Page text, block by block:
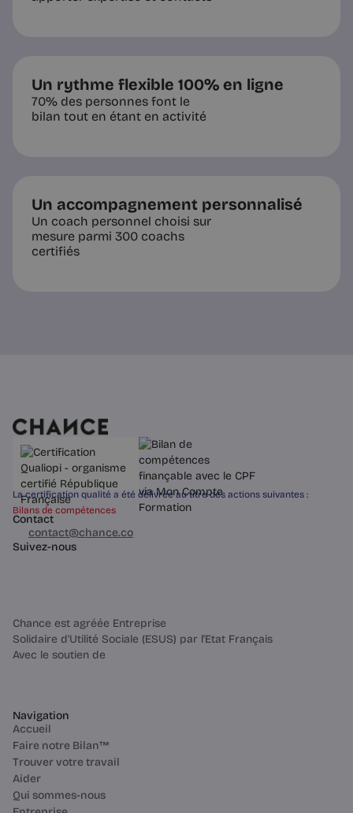
Un rythme flexible 100% en ligne
70% des personnes font le
bilan tout en étant en activité
Un accompagnement personnalisé
Un coach personnel choisi sur
mesure parmi 300 coachs
certifiés
La certification qualité a été délivrée au titre des actions suivantes :
Bilans de compétences
Contact
03 60 84 01 14
contact@chance.co
Suivez-nous
Chance est agréée Entreprise
Solidaire d'Utilité Sociale (ESUS) par l'Etat Français
Avec le soutien de
Navigation
Accueil
Faire notre Bilan™
Trouver votre travail
Aider
Qui sommes-nous